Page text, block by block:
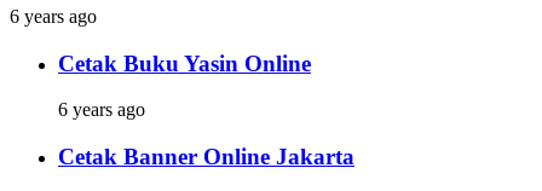
6 years ago
Cetak Buku Yasin Online
6 years ago
Cetak Banner Online Jakarta